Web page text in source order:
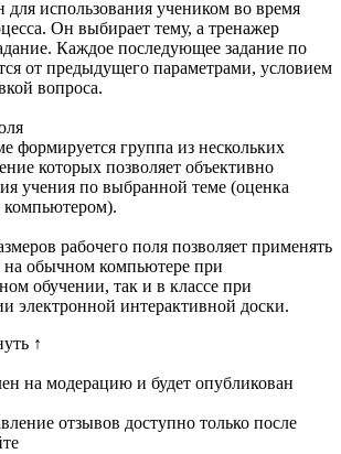
для использования учеником во время
Он выбирает тему, а тренажер
Каждое последующее задание по
от предыдущего параметрами, условием
вопроса.
формируется группа из нескольких
которых позволяет объективно
учения по выбранной теме (оценка
компьютером).
рабочего поля позволяет применять
на обычном компьютере при
обучении, так и в классе при
электронной интерактивной доски.
↑
на модерацию и будет опубликован
отзывов доступно только после